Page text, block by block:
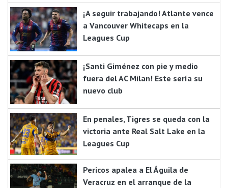
¡A seguir trabajando! Atlante vence
a Vancouver Whitecaps en la
Leagues Cup
¡Santi Giménez con pie y medio
fuera del AC Milan! Este sería su
nuevo club
En penales, Tigres se queda con la
victoria ante Real Salt Lake en la
Leagues Cup
Pericos apalea a El Águila de
Veracruz en el arranque de la